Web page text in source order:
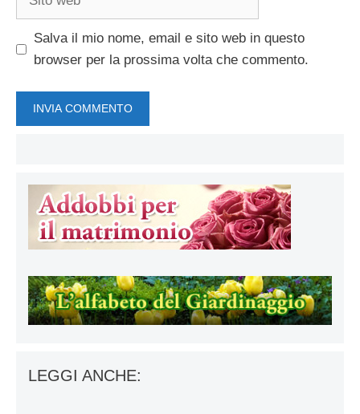
Salva il mio nome, email e sito web in questo
browser per la prossima volta che commento.
LEGGI ANCHE: